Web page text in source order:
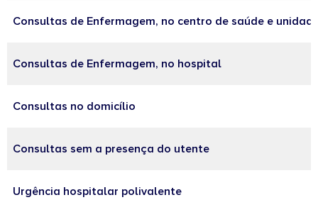
Consultas de Enfermagem, no centro de saúde e
Consultas de Enfermagem, no hospital
Consultas no domicílio
Consultas sem a presença do utente
Urgência hospitalar polivalente